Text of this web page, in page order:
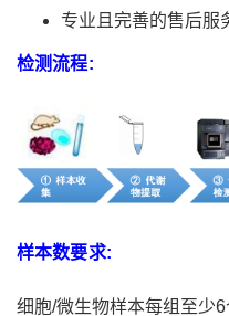
专业且完善的售后服
检测流程:
样本数要求:
细胞/微生物样本每组至少